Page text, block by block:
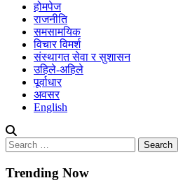
होमपेज
राजनीति
समसामयिक
विचार विमर्श
संस्थागत सेवा र सुशासन
उहिले-अहिले
पूर्वाधार
अवसर
English
Search
for:
Trending Now